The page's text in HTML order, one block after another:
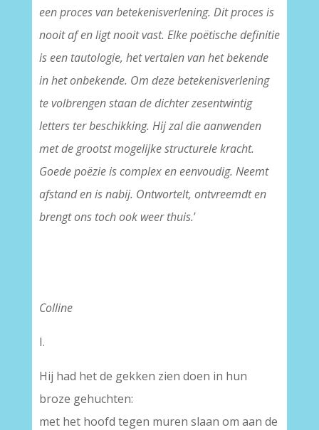
een proces van betekenisverlening. Dit proces is
nooit af en ligt nooit vast. Elke poëtische definitie
is een tautologie, het vertalen van het bekende
in het onbekende. Om deze betekenisverlening
te volbrengen staan de dichter zesentwintig
letters ter beschikking. Hij zal die aanwenden
met de grootst mogelijke structurele kracht.
Goede poëzie is complex en eenvoudig. Neemt
afstand en is nabij. Ontwortelt, ontvreemdt en
brengt ons toch ook weer thuis.’
Colline
I.
Hij had het de gekken zien doen in hun
broze gehuchten:
met het hoofd tegen muren slaan om aan de